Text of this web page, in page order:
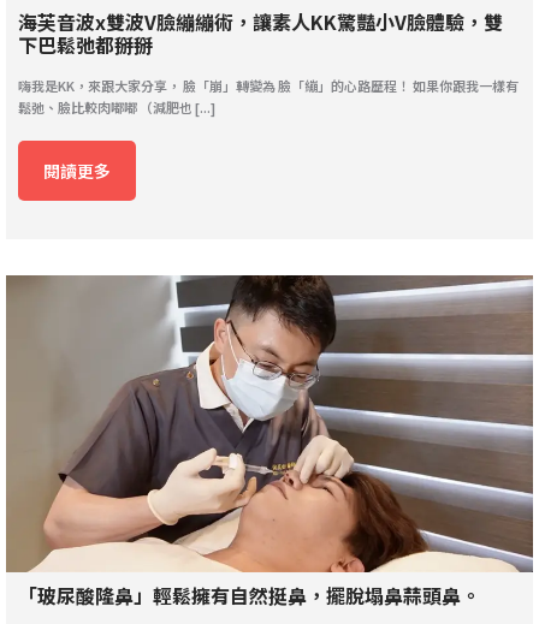
海芙音波x雙波V臉繃繃術，讓素人KK驚豔小V臉體驗，雙
下巴鬆弛都掰掰
嗨我是KK，來跟大家分享， 臉「崩」轉變為 臉「繃」的心路歷程！ 如果你跟我一樣有
鬆弛、臉比較肉嘟嘟 （減肥也 [...]
閱讀更多
「玻尿酸隆鼻」輕鬆擁有自然挺鼻，擺脫塌鼻蒜頭鼻。